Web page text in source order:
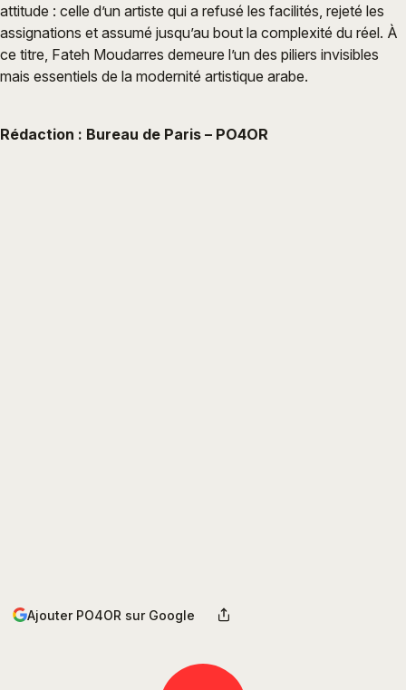
attitude : celle d’un artiste qui a refusé les facilités, rejeté les
assignations et assumé jusqu’au bout la complexité du réel. À
ce titre, Fateh Moudarres demeure l’un des piliers invisibles
mais essentiels de la modernité artistique arabe.
Rédaction : Bureau de Paris – PO4OR
Ajouter PO4OR sur Google